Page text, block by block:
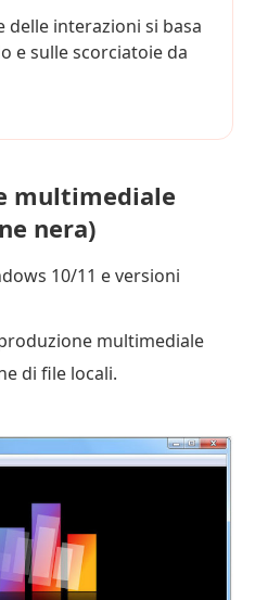
delle interazioni si basa
e sulle scorciatoie da
multimediale
nera)
10/11 e versioni
multimediale
di file locali.